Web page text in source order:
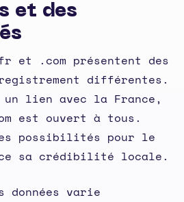
et des
et .com présentent des
différentes.
lien avec la France,
est ouvert à tous.
possibilités pour le
sa crédibilité locale.
données varie